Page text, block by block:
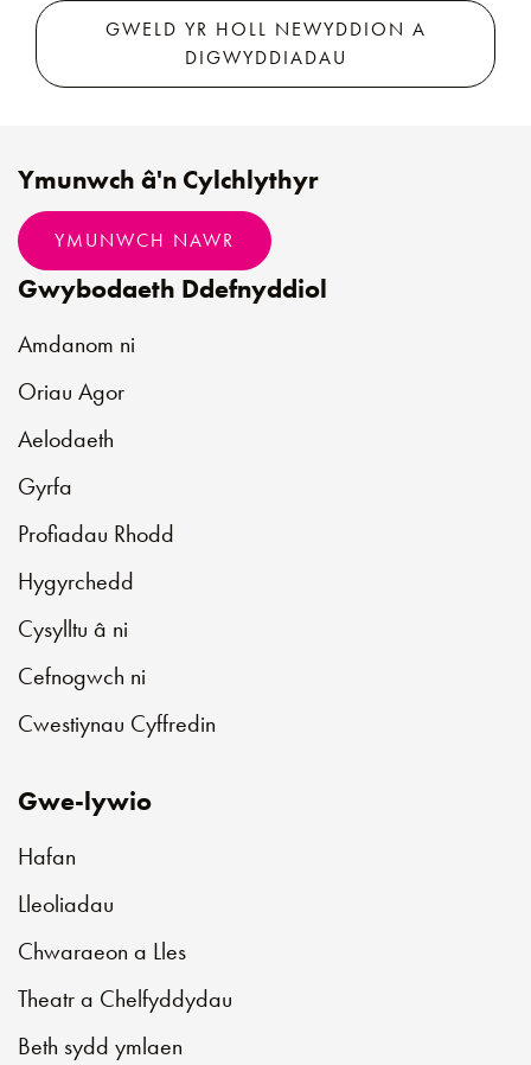
GWELD YR HOLL NEWYDDION A
DIGWYDDIADAU
Gwybodaeth Ddefnyddiol
Amdanom ni
Oriau Agor
Aelodaeth
Gyrfa
Profiadau Rhodd
Hygyrchedd
Cysylltu â ni
Cefnogwch ni
Cwestiynau Cyffredin
Gwe-lywio
Hafan
Lleoliadau
Chwaraeon a Lles
Theatr a Chelfyddydau
Beth sydd ymlaen
Ymunwch â'n Cylchlythyr
YMUNWCH NAWR